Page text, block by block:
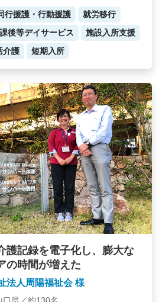
行援護・行動援護
就労移行
後等デイサービス
施設入所支援
介護
短期入所
護記録を電子化し、膨大な
の時間が増えた
法人周陽福祉会 様